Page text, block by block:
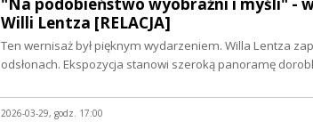
Willi Lentza [RELACJA]
Ten wernisaż był pięknym wydarzeniem. Willa Lentza
odsłonach. Ekspozycja stanowi szeroką panoramę
2026-03-29, godz. 17:00